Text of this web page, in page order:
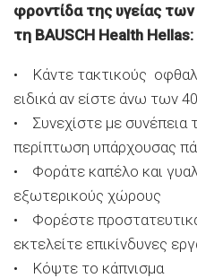
φροντίδα της υγείας
τη BAUSCH Health Hellas:
• Κάντε τακτικούς
ειδικά αν είστε άνω των
• Συνεχίστε με συνέπεια
περίπτωση υπάρχουσας
• Φοράτε καπέλο και
εξωτερικούς χώρους
• Φορέστε
εκτελείτε επικίνδυνες
• Κόψτε το κάπνισμα